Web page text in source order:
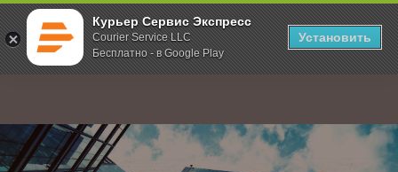
Курьер Сервис Экспресс
Courier Service LLC
Бесплатно - в Google Play
Установить
; Главная О компании Новости Изменение схемы проезда к